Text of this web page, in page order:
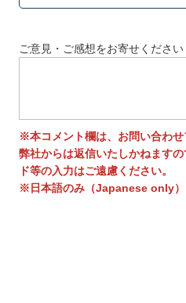
ご意見・ご感想をお寄せください
※本コメント欄は、お問い合わせ
弊社からは返信いたしかねます
ド等の入力はご遠慮ください。
※日本語のみ（Japanese only）